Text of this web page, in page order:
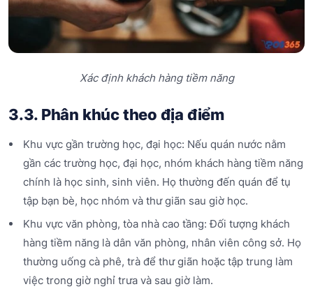
Xác định khách hàng tiềm năng
3.3. Phân khúc theo địa điểm
Khu vực gần trường học, đại học: Nếu quán nước nằm
gần các trường học, đại học, nhóm khách hàng tiềm năng
chính là học sinh, sinh viên. Họ thường đến quán để tụ
tập bạn bè, học nhóm và thư giãn sau giờ học.
Khu vực văn phòng, tòa nhà cao tầng: Đối tượng khách
hàng tiềm năng là dân văn phòng, nhân viên công sở. Họ
thường uống cà phê, trà để thư giãn hoặc tập trung làm
việc trong giờ nghỉ trưa và sau giờ làm.